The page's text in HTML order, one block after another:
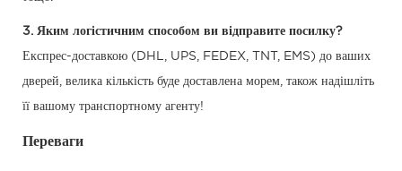
3. Яким логістичним способом ви відправите посилку?
Експрес-доставкою (DHL, UPS, FEDEX, TNT, EMS) до ваших
дверей, велика кількість буде доставлена ​​морем, також надішліть
її вашому транспортному агенту!
Переваги